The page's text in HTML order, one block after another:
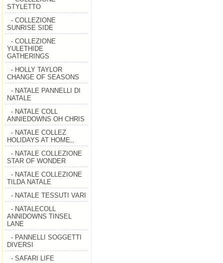
STYLETTO
- COLLEZIONE
SUNRISE SIDE
- COLLEZIONE
YULETHIDE
GATHERINGS
- HOLLY TAYLOR
CHANGE OF SEASONS
- NATALE PANNELLI DI
NATALE
- NATALE COLL
ANNIEDOWNS OH CHRIS
- NATALE COLLEZ
HOLIDAYS AT HOME,,
- NATALE COLLEZIONE
STAR OF WONDER
- NATALE COLLEZIONE
TILDA NATALE
- NATALE TESSUTI VARI
- NATALECOLL
ANNIDOWNS TINSEL
LANE
- PANNELLI SOGGETTI
DIVERSI
- SAFARI LIFE